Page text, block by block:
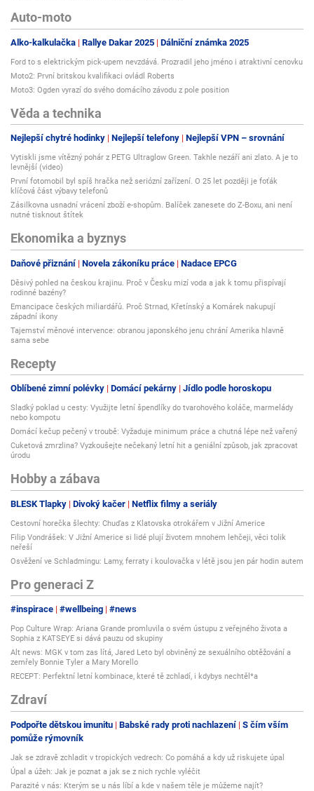
Auto-moto
Alko-kalkulačka Rallye Dakar 2025 Dálniční známka 2025
Ford to s elektrickým pick-upem nevzdává. Prozradil jeho jméno i atraktivní cenovku
Moto2: První britskou kvalifikaci ovládl Roberts
Moto3: Ogden vyrazí do svého domácího závodu z pole position
Věda a technika
Nejlepší chytré hodinky Nejlepší telefony Nejlepší VPN – srovnání
Vytiskli jsme vítězný pohár z PETG Ultraglow Green. Takhle nezáří ani zlato. A je to
levnější (video)
První fotomobil byl spíš hračka než seriózní zařízení. O 25 let později je foťák
klíčová část výbavy telefonů
Zásilkovna usnadní vrácení zboží e-shopům. Balíček zanesete do Z-Boxu, ani není
nutné tisknout štítek
Ekonomika a byznys
Daňové přiznání Novela zákoníku práce Nadace EPCG
Děsivý pohled na českou krajinu. Proč v Česku mizí voda a jak k tomu přispívají
rodinné bazény?
Emancipace českých miliardářů. Proč Strnad, Křetínský a Komárek nakupují
západní ikony
Tajemství měnové intervence: obranou japonského jenu chrání Amerika hlavně
sama sebe
Recepty
Oblíbené zimní polévky Domácí pekárny Jídlo podle horoskopu
Sladký poklad u cesty: Využijte letní špendlíky do tvarohového koláče, marmelády
nebo kompotu
Domácí kečup pečený v troubě: Vyžaduje minimum práce a chutná lépe než vařený
Cuketová zmrzlina? Vyzkoušejte nečekaný letní hit a geniální způsob, jak zpracovat
úrodu
Hobby a zábava
BLESK Tlapky Divoký kačer Netflix filmy a seriály
Cestovní horečka šlechty: Chuďas z Klatovska otrokářem v Jižní Americe
Filip Vondrášek: V Jižní Americe si lidé plují životem mnohem lehčeji, věci tolik
neřeší
Osvěžení ve Schladmingu: Lamy, ferraty i koulovačka v létě jsou jen pár hodin autem
Pro generaci Z
#inspirace #wellbeing #news
Pop Culture Wrap: Ariana Grande promluvila o svém ústupu z veřejného života a
Sophia z KATSEYE si dává pauzu od skupiny
Alt news: MGK v tom zas lítá, Jared Leto byl obviněný ze sexuálního obtěžování a
zemřely Bonnie Tyler a Mary Morello
RECEPT: Perfektní letní kombinace, které tě zchladí, i kdybys nechtěl*a
Zdraví
Podpořte dětskou imunitu Babské rady proti nachlazení S čím vším
pomůže rýmovník
Jak se zdravě zchladit v tropických vedrech: Co pomáhá a kdy už riskujete úpal
Úpal a úžeh: Jak je poznat a jak se z nich rychle vyléčit
Parazité v nás: Kterým se u nás líbí a kde v našem těle je můžeme najít?